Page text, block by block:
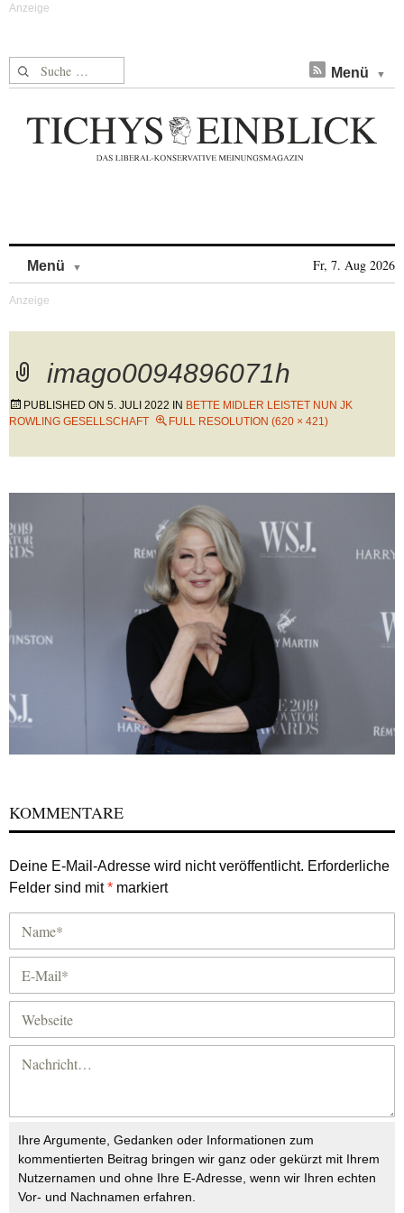
Suche nach: Menü
Menü Fr, 7. Aug 2026
imago0094896071h
PUBLISHED ON 5. JULI 2022 IN BETTE MIDLER LEISTET NUN JK
ROWLING GESELLSCHAFT
FULL RESOLUTION (620 × 421)
KOMMENTARE
Deine E-Mail-Adresse wird nicht veröffentlicht. Erforderliche
Felder sind mit* markiert
Ihre Argumente, Gedanken oder Informationen zum
kommentierten Beitrag bringen wir ganz oder gekürzt mit Ihrem
Nutzernamen und ohne Ihre E-Adresse, wenn wir Ihren echten
Vor- und Nachnamen erfahren.